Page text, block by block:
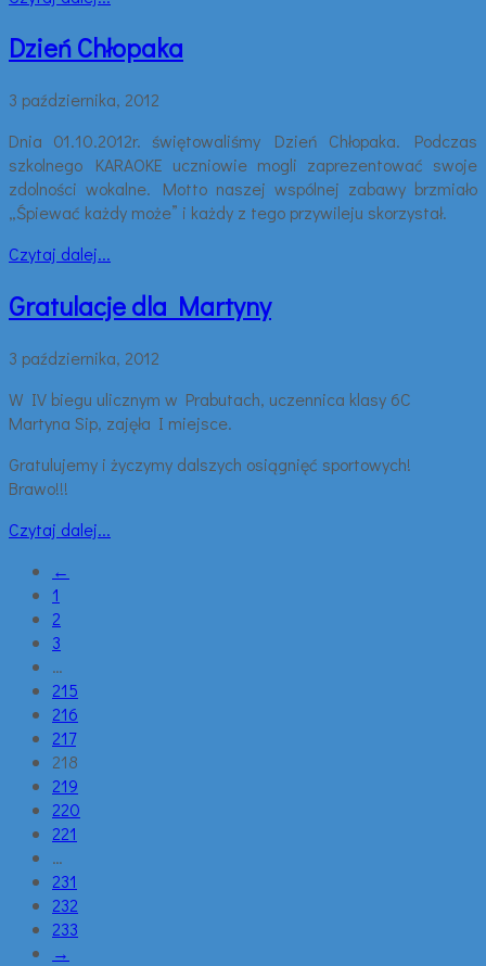
Dzień Chłopaka
3 października, 2012
Dnia 01.10.2012r. świętowaliśmy Dzień Chłopaka. Podczas
szkolnego KARAOKE uczniowie mogli zaprezentować swoje
zdolności wokalne. Motto naszej wspólnej zabawy brzmiało
„Śpiewać każdy może” i każdy z tego przywileju skorzystał.
Czytaj dalej...
Gratulacje dla Martyny
3 października, 2012
W IV biegu ulicznym w Prabutach, uczennica klasy 6C
Martyna Sip, zajęła I miejsce.
Gratulujemy i życzymy dalszych osiągnięć sportowych!
Brawo!!!
Czytaj dalej...
←
1
2
3
…
215
216
217
218
219
220
221
…
231
232
233
→